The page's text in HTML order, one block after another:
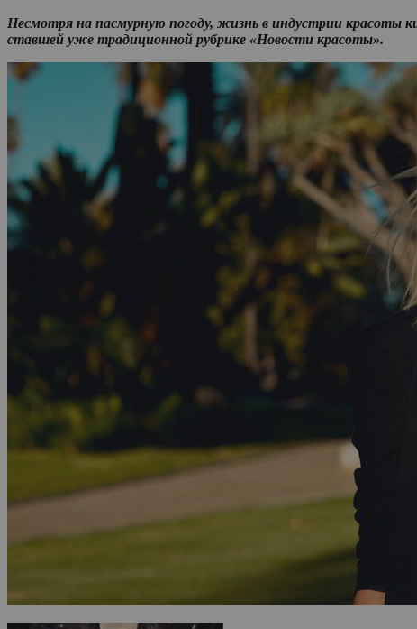
Несмотря на пасмурную погоду, жизнь в индустрии красоты
ставшей уже традиционной рубрике «Новости красоты».